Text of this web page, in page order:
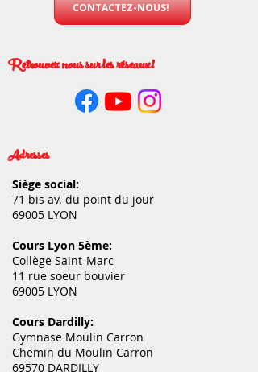
CONTACTEZ-NOUS!
Retrouvez nous sur les réseaux!
Adresses
Siège social:
71 bis av. du point du jour
69005 LYON
Cours Lyon 5ème:
Collège Saint-Marc
11 rue soeur bouvier
69005 LYON
Cours Dardilly:
Gymnase Moulin Carron
Chemin du Moulin Carron
69570 DARDILLY